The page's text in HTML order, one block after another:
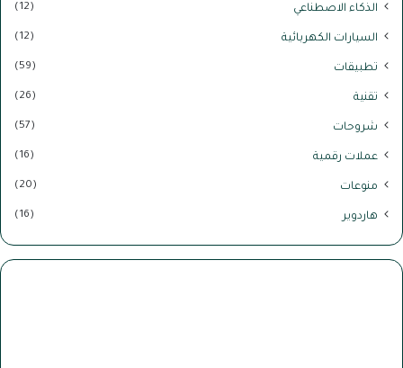
الذكاء الاصطناعي (12)
السيارات الكهربائية (12)
تطبيقات (59)
تقنية (26)
شروحات (57)
عملات رقمية (16)
منوعات (20)
هاردوير (16)